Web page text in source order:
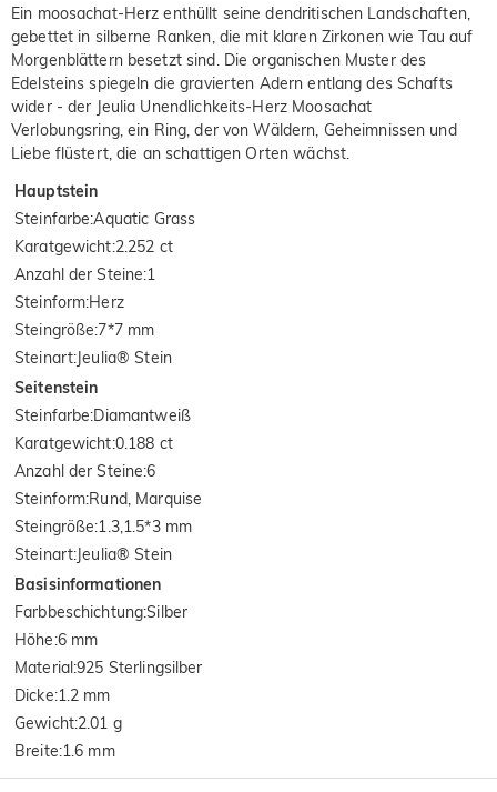
Ein moosachat-Herz enthüllt seine dendritischen Landschaften,
gebettet in silberne Ranken, die mit klaren Zirkonen wie Tau auf
Morgenblättern besetzt sind. Die organischen Muster des
Edelsteins spiegeln die gravierten Adern entlang des Schafts
wider - der Jeulia Unendlichkeits-Herz Moosachat
Verlobungsring, ein Ring, der von Wäldern, Geheimnissen und
Liebe flüstert, die an schattigen Orten wächst.
Hauptstein
Steinfarbe:Aquatic Grass
Karatgewicht:2.252 ct
Anzahl der Steine:1
Steinform:Herz
Steingröße:7*7 mm
Steinart:Jeulia® Stein
Seitenstein
Steinfarbe:Diamantweiß
Karatgewicht:0.188 ct
Anzahl der Steine:6
Steinform:Rund, Marquise
Steingröße:1.3,1.5*3 mm
Steinart:Jeulia® Stein
Basisinformationen
Farbbeschichtung:Silber
Höhe:6 mm
Material:925 Sterlingsilber
Dicke:1.2 mm
Gewicht:2.01 g
Breite:1.6 mm